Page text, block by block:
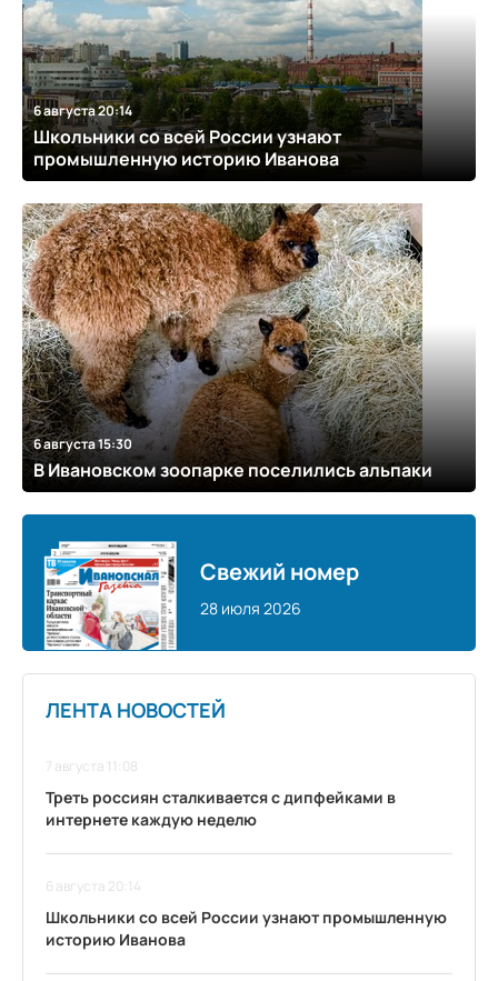
6 августа 20:14
Школьники со всей России узнают
промышленную историю Иванова
6 августа 15:30
В Ивановском зоопарке поселились альпаки
Свежий номер
28 июля 2026
ЛЕНТА НОВОСТЕЙ
7 августа 11:08
Треть россиян сталкивается с дипфейками в
интернете каждую неделю
6 августа 20:14
Школьники со всей России узнают промышленную
историю Иванова